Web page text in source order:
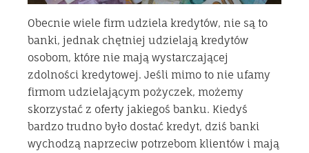
Obecnie wiele firm udziela kredytów, nie są to
banki, jednak chętniej udzielają kredytów
osobom, które nie mają wystarczającej
zdolności kredytowej. Jeśli mimo to nie ufamy
firmom udzielającym pożyczek, możemy
skorzystać z oferty jakiegoś banku. Kiedyś
bardzo trudno było dostać kredyt, dziś banki
wychodzą naprzeciw potrzebom klientów i mają